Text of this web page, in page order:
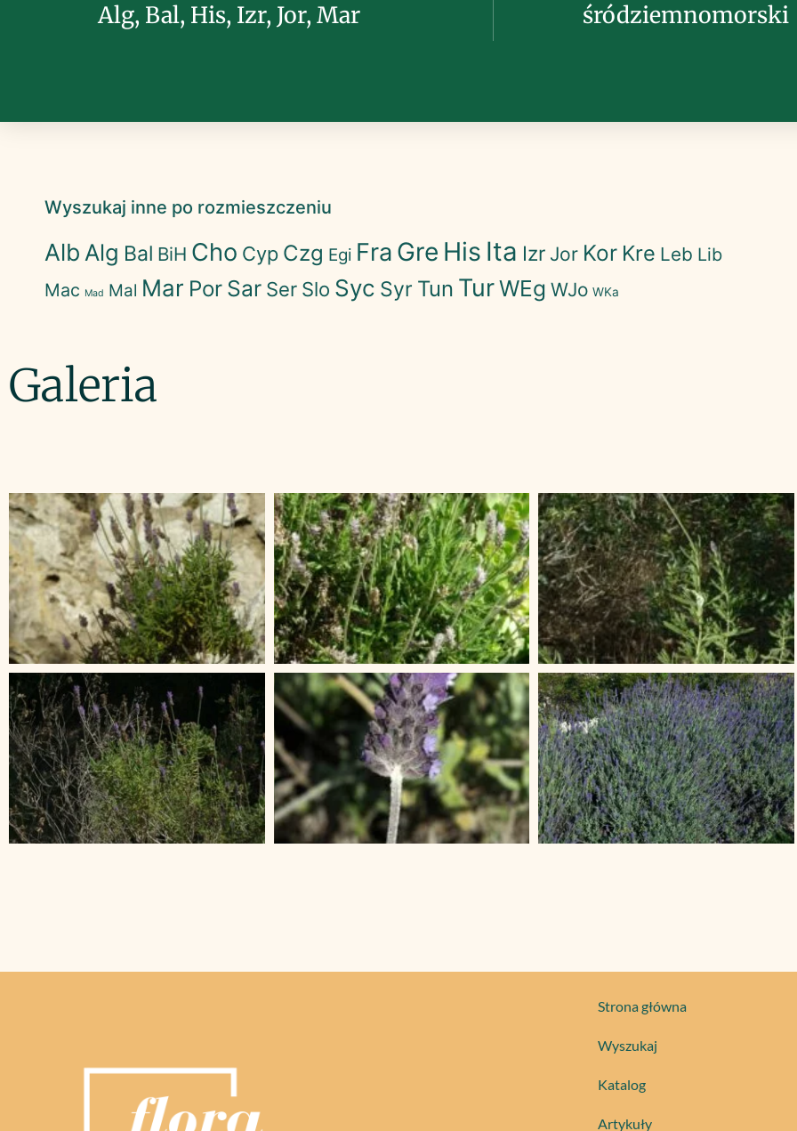
Alg, Bal, His, Izr, Jor, Mar śródziemnomorski
Wyszukaj inne po rozmieszczeniu
AlbAlg Bal BiH Cho Cyp Czg Egi Fra Gre His Ita Izr Jor Kor Kre Leb Lib
Mac Mad Mal Mar Por Sar Ser Slo Syc Syr Tun TurWEg WJo WKa
Galeria
Strona główna
Wyszukaj
Katalog
Artykuły